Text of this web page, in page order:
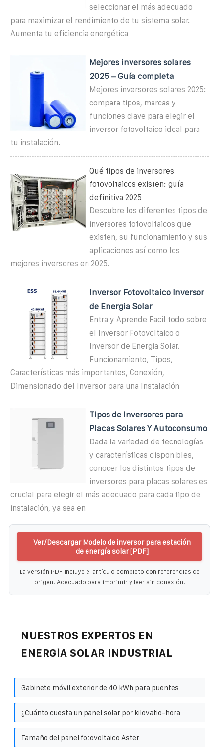
seleccionar el más adecuado
para maximizar el rendimiento de tu sistema solar.
Aumenta tu eficiencia energética
Mejores inversores solares
2025 – Guía completa
Mejores inversores solares 2025:
compara tipos, marcas y
funciones clave para elegir el
inversor fotovoltaico ideal para
tu instalación.
Qué tipos de inversores
fotovoltaicos existen: guía
definitiva 2025
Descubre los diferentes tipos de
inversores fotovoltaicos que
existen, su funcionamiento y sus
aplicaciones así como los
mejores inversores en 2025.
Inversor Fotovoltaico Inversor
de Energia Solar
Entra y Aprende Facil todo sobre
el Inversor Fotovoltaico o
Inversor de Energia Solar.
Funcionamiento, Tipos,
Características más importantes, Conexión,
Dimensionado del Inversor para una Instalación
Tipos de Inversores para
Placas Solares Y Autoconsumo
Dada la variedad de tecnologías
y características disponibles,
conocer los distintos tipos de
inversores para placas solares es
crucial para elegir el más adecuado para cada tipo de
instalación, ya sea en
Ver/Descargar Modelo de inversor para estación
de energía solar [PDF]
La versión PDF incluye el artículo completo con referencias de
origen. Adecuado para imprimir y leer sin conexión.
NUESTROS EXPERTOS EN
ENERGÍA SOLAR INDUSTRIAL
Gabinete móvil exterior de 40 kWh para puentes
¿Cuánto cuesta un panel solar por kilovatio-hora
Tamaño del panel fotovoltaico Aster